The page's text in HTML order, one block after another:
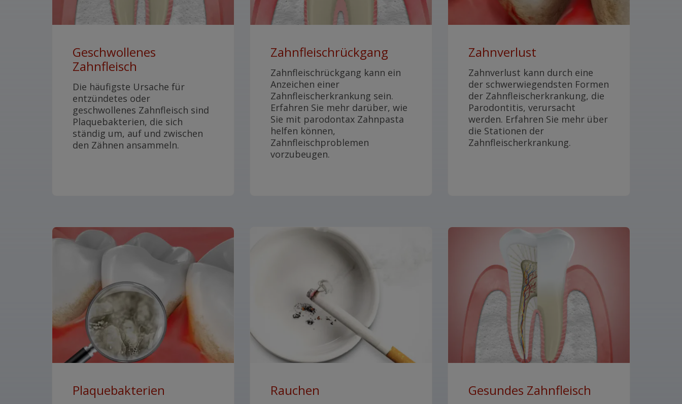
Geschwollenes
Zahnfleisch
Die häufigste Ursache für
entzündetes oder
geschwollenes Zahnfleisch sind
Plaquebakterien, die sich
ständig um, auf und zwischen
den Zähnen ansammeln.
Zahnfleischrückgang
Zahnfleischrückgang kann ein
Anzeichen einer
Zahnfleischerkrankung sein.
Erfahren Sie mehr darüber, wie
Sie mit parodontax Zahnpasta
helfen können,
Zahnfleischproblemen
vorzubeugen.
Zahnverlust
Zahnverlust kann durch eine
der schwerwiegendsten Formen
der Zahnfleischerkrankung, die
Parodontitis, verursacht
werden. Erfahren Sie mehr über
die Stationen der
Zahnfleischerkrankung.
Plaquebakterien Rauchen Gesundes Zahnfleisch